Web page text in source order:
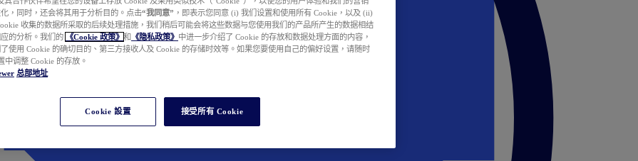
，同时，还会将其用于分析目的。点击“我同意” ，即表示您同意 (i) 我们设置和使用所有 Cookie，以及 (ii)
收集的数据所采取的后续处理措施，我们稍后可能会将这些数据与您使用我们的产品所产生的数据相结
的分析。我们的
《Cookie 政策》 和 《隐私政策》 中进一步介绍了 Cookie 的存放和数据处理方面的内容，
使用 Cookie 的确切目的、第三方接收人及 Cookie 的存储时效等。如果您要使用自己的偏好设置，请随时
中调整 Cookie 的存放。
总部地址
Cookie 設置 接受所有 Cookie